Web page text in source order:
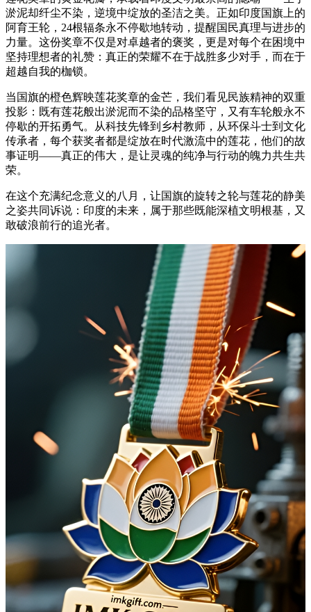
淤泥却纤尘不染，逆境中绽放的圣洁之美。正如印度国旗上的
阿育王轮，24根辐条永不停歇地转动，提醒国民真理与进步的
力量。这份奖章不仅是对卓越者的褒奖，更是对每个在困境中
坚持理想者的礼赞：真正的荣耀不在于战胜多少对手，而在于
超越自我的枷锁。
当国旗的橙色辉映莲花奖章的金芒，我们看见民族精神的双重
投影：既有莲花般出淤泥而不染的品格坚守，又有车轮般永不
停歇的开拓勇气。从科技先锋到乡村教师，从环保斗士到文化
传承者，每个获奖者都是绽放在时代激流中的莲花，他们的故
事证明——真正的伟大，是让灵魂的纯净与行动的魄力共生共
荣。
在这个充满纪念意义的八月，让国旗的旋转之轮与莲花的静美
之姿共同诉说：印度的未来，属于那些既能深植文明根基，又
敢破浪前行的追光者。